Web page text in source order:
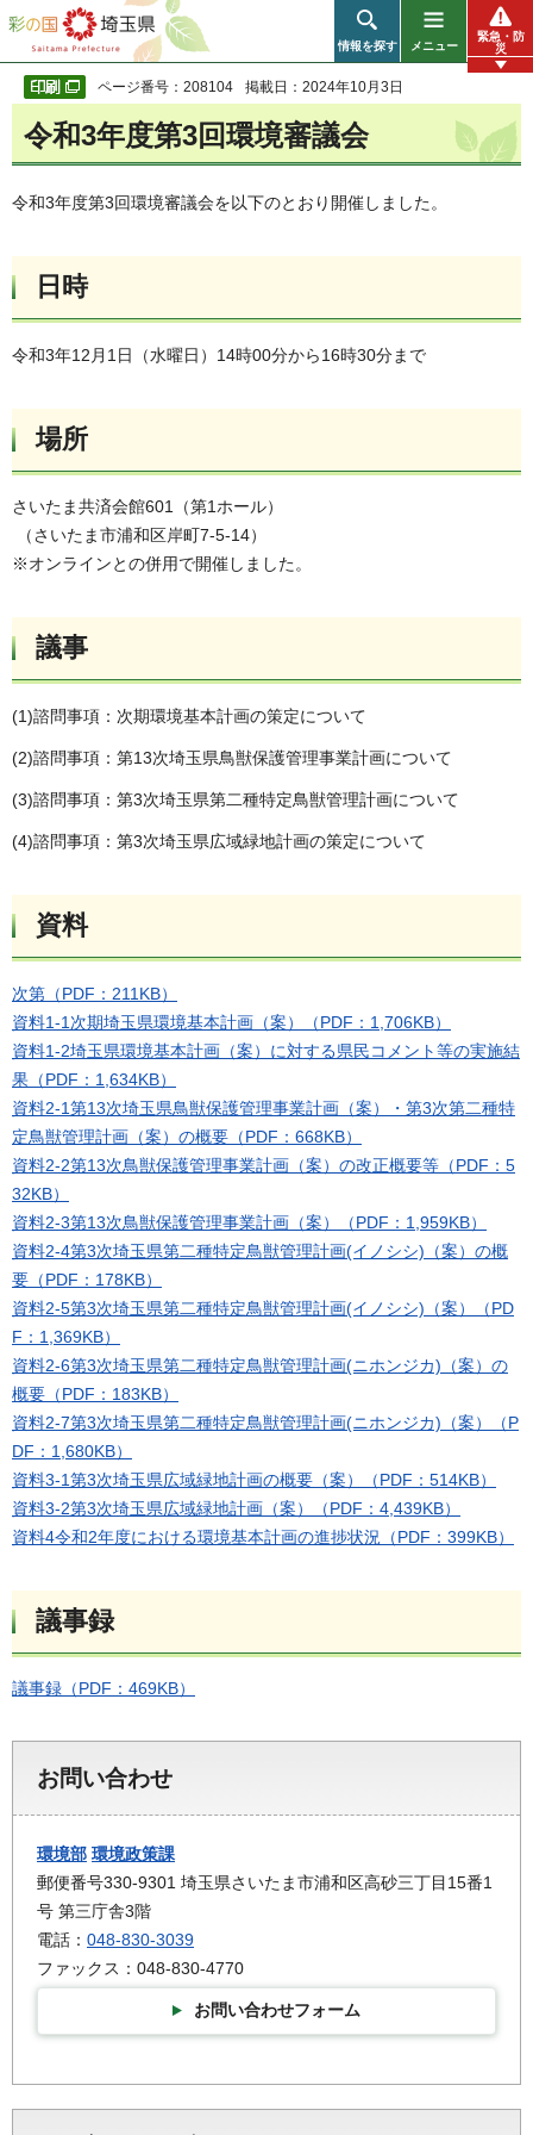
彩の国 埼玉県
情報を探す メニュー
緊急・防
災
ページ番号：208104 掲載日：2024年10月3日
令和3年度第3回環境審議会
令和3年度第3回環境審議会を以下のとおり開催しました。
日時
令和3年12月1日（水曜日）14時00分から16時30分まで
場所
さいたま共済会館601（第1ホール）
（さいたま市浦和区岸町7-5-14）
※オンラインとの併用で開催しました。
議事
(1)諮問事項：次期環境基本計画の策定について
(2)諮問事項：第13次埼玉県鳥獣保護管理事業計画について
(3)諮問事項：第3次埼玉県第二種特定鳥獣管理計画について
(4)諮問事項：第3次埼玉県広域緑地計画の策定について
資料
次第（PDF：211KB）
資料1-1次期埼玉県環境基本計画（案）（PDF：1,706KB）
資料1-2埼玉県環境基本計画（案）に対する県民コメント等の実施結
果（PDF：1,634KB）
資料2-1第13次埼玉県鳥獣保護管理事業計画（案）・第3次第二種特
定鳥獣管理計画（案）の概要（PDF：668KB）
資料2-2第13次鳥獣保護管理事業計画（案）の改正概要等（PDF：5
32KB）
資料2-3第13次鳥獣保護管理事業計画（案）（PDF：1,959KB）
資料2-4第3次埼玉県第二種特定鳥獣管理計画(イノシシ)（案）の概
要（PDF：178KB）
資料2-5第3次埼玉県第二種特定鳥獣管理計画(イノシシ)（案）（PD
F：1,369KB）
資料2-6第3次埼玉県第二種特定鳥獣管理計画(ニホンジカ)（案）の
概要（PDF：183KB）
資料2-7第3次埼玉県第二種特定鳥獣管理計画(ニホンジカ)（案）（P
DF：1,680KB）
資料3-1第3次埼玉県広域緑地計画の概要（案）（PDF：514KB）
資料3-2第3次埼玉県広域緑地計画（案）（PDF：4,439KB）
資料4令和2年度における環境基本計画の進捗状況（PDF：399KB）
議事録
議事録（PDF：469KB）
お問い合わせ
環境部 環境政策課
郵便番号330-9301 埼玉県さいたま市浦和区高砂三丁目15番1
号 第三庁舎3階
電話： 048-830-3039
ファックス：048-830-4770
お問い合わせフォーム